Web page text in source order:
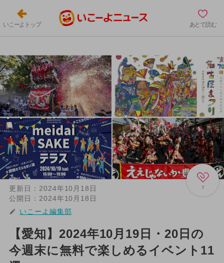
いこーよトップ あとで読む
7
更新日： 2024年10月18日
公開日： 2024年10月18日
いこーよ編集部
【愛知】2024年10月19日・20日の
今週末に無料で楽しめるイベント11